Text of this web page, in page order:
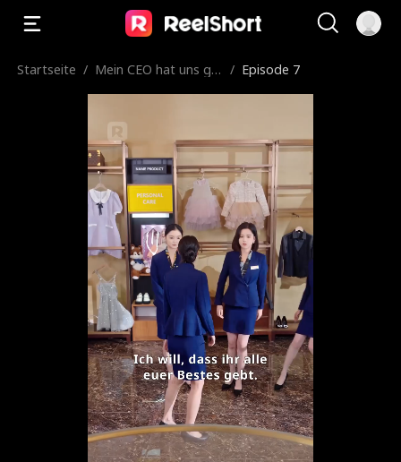
Startseite / Mein CEO hat uns gef
/ Episode 7